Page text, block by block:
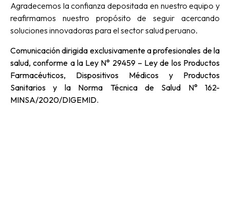
Agradecemos la confianza depositada en nuestro equipo y
reafirmamos nuestro propósito de seguir acercando
soluciones innovadoras para el sector salud peruano.
Comunicación dirigida exclusivamente a profesionales de la
salud, conforme a la Ley N° 29459 – Ley de los Productos
Farmacéuticos, Dispositivos Médicos y Productos
Sanitarios y la Norma Técnica de Salud N° 162-
MINSA/2020/DIGEMID.